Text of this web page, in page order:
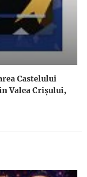
Castelului
Valea Crișului,